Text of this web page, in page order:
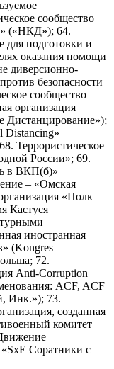
сообщество
(«НКД»); 64.
для подготовки и
оказания помощи
диверсионно-
безопасности
сообщество
организация
Дистанцирование»);
Distancing»
Террористическое
России»; 69.
в ВКП(б)»
– «Омская
«Полк
Кастуся
иностранная
(Kongres
72.
Anti-Corruption
ACF, ACF
Инк.»); 73.
созданная
комитет
«SxE Соратники с